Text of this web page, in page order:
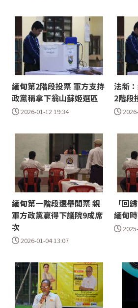
緬甸第2階段投票 軍方支持
政黨稱拿下翁山蘇姬選區
2026-01-12 19:34
法新
2階段
緬甸第一階段選舉開票 親
軍方政黨贏得下議院9成席
次
2026-01-04 13:07
「回
緬甸